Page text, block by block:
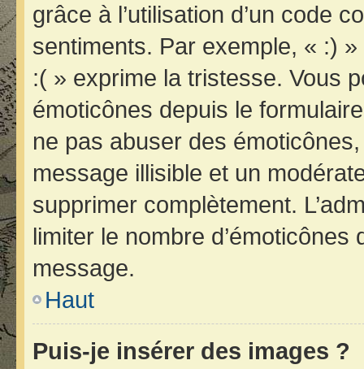
grâce à l’utilisation d’un code
sentiments. Par exemple, « :)
:( » exprime la tristesse. Vous
émoticônes depuis le
ne pas abuser des
message illisible et un
supprimer complètement.
limiter le nombre
message.
Haut
Puis-je insérer des images ?